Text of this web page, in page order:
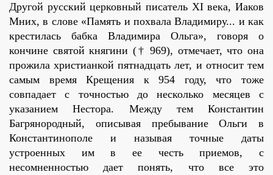
Другой русский церковный писатель ХI века, Иаков
Мних, в слове «Память и похвала Владимиру... и как
крестилась бабка Владимира Ольга», говоря о
кончине святой княгини († 969), отмечает, что она
прожила христианкой пятнадцать лет, и относит тем
самым время Крещения к 954 году, что тоже
совпадает с точностью до несколько месяцев с
указанием Нестора. Между тем Константин
Багрянородный, описывая пребывание Ольги в
Константинополе и называя точные даты
устроенных им в ее честь приемов, с
несомненностью дает понять, что все это